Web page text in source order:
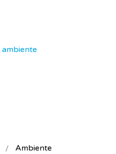
ambiente
Ambiente